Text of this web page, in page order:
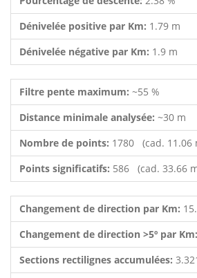
Dénivelée positive par Km: 1.79 m
Dénivelée négative par Km: 1.9 m
Filtre pente maximum: ~55 %
Distance minimale analysée: ~30 m
Nombre de points: 1780 (cad. 11.06
Points significatifs: 586 (cad. 33.66
Changement de direction par Km:
Changement de direction >5º par Km:
Sections rectilignes accumulées: